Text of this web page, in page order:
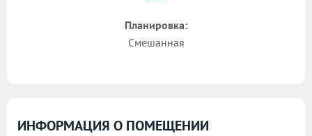
Планировка:
Смешанная
ИНФОРМАЦИЯ О ПОМЕЩЕНИИ